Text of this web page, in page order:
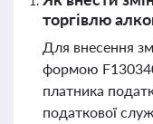
торгівлю
Для внесення
формою
платника
податкової